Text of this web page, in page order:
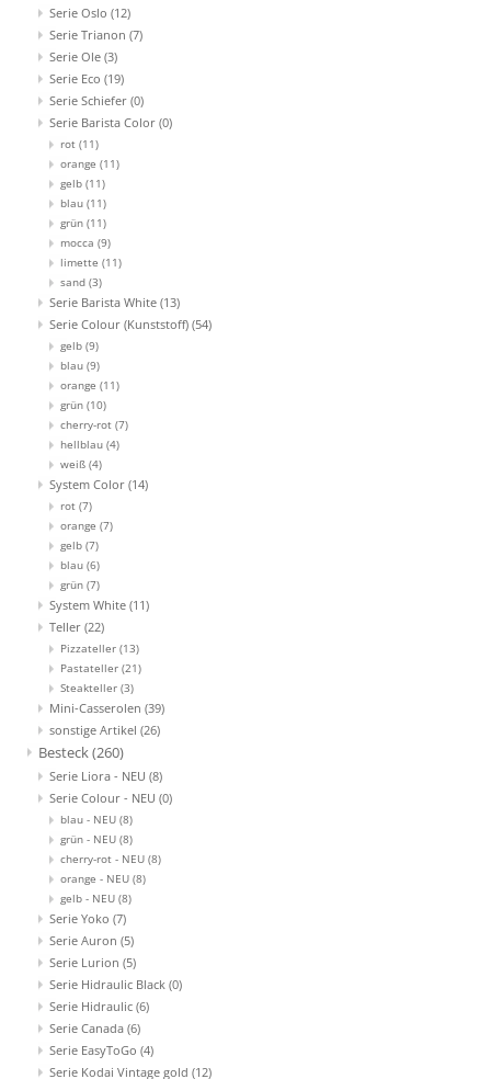
Serie Oslo (12)
Serie Trianon (7)
Serie Ole (3)
Serie Eco (19)
Serie Schiefer (0)
Serie Barista Color (0)
rot (11)
orange (11)
gelb (11)
blau (11)
grün (11)
mocca (9)
limette (11)
sand (3)
Serie Barista White (13)
Serie Colour (Kunststoff) (54)
gelb (9)
blau (9)
orange (11)
grün (10)
cherry-rot (7)
hellblau (4)
weiß (4)
System Color (14)
rot (7)
orange (7)
gelb (7)
blau (6)
grün (7)
System White (11)
Teller (22)
Pizzateller (13)
Pastateller (21)
Steakteller (3)
Mini-Casserolen (39)
sonstige Artikel (26)
Besteck(260)
Serie Liora - NEU (8)
Serie Colour - NEU (0)
blau - NEU (8)
grün - NEU (8)
cherry-rot - NEU (8)
orange - NEU (8)
gelb - NEU (8)
Serie Yoko (7)
Serie Auron (5)
Serie Lurion (5)
Serie Hidraulic Black (0)
Serie Hidraulic (6)
Serie Canada (6)
Serie EasyToGo (4)
Serie Kodai Vintage gold (12)